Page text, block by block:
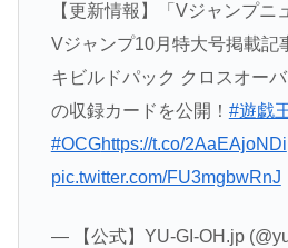
【更新情報】「Vジャンプニ
Vジャンプ10月特大号掲載
キビルドパック クロスオー
の収録カードを公開！ #遊戯
#OCGhttps://t.co/2AaEAjoNDi
pic.twitter.com/FU3mgbwRnJ
— 【公式】YU-GI-OH.jp